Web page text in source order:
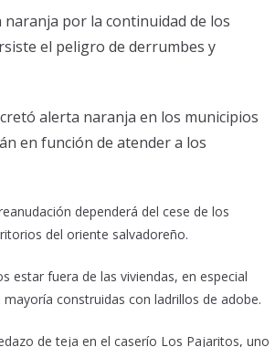
por la continuidad de los
el peligro de derrumbes y
alerta naranja en los municipios
en función de atender a los
dependerá del cese de los
del oriente salvadoreño.
estar fuera de las viviendas, en especial
construidas con ladrillos de adobe.
de teja en el caserío Los Pajaritos, uno